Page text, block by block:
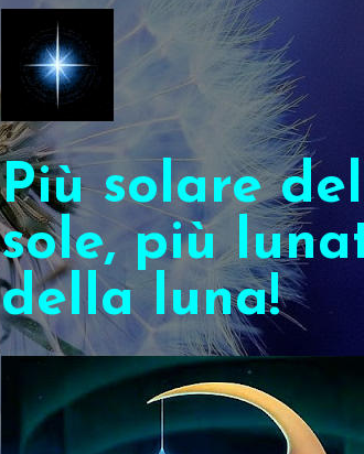
Più solare del
sole, più
della luna!